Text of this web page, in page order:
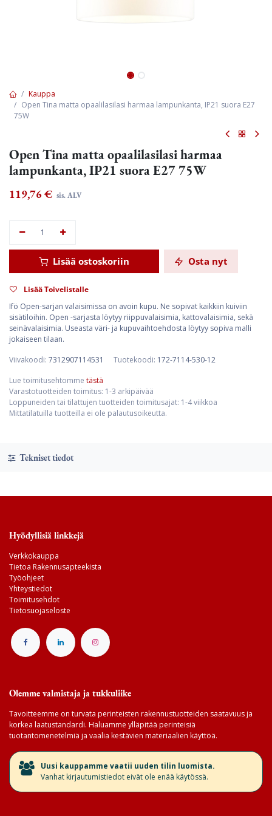
Kauppa
Open Tina matta opaalilasilasi harmaa lampunkanta, IP21 suora E27
75W
Open Tina matta opaalilasilasi harmaa
lampunkanta, IP21 suora E27 75W
119,76€ sis. ALV
Lisää ostoskoriin Osta nyt
Lisää Toivelistalle
Ifö Open-sarjan valaisimissa on avoin kupu. Ne sopivat kaikkiin kuiviin
sisätiloihin. Open -sarjasta löytyy riippuvalaisimia, kattovalaisimia, sekä
seinävalaisimia. Useasta väri- ja kupuvaihtoehdosta löytyy sopiva malli
jokaiseen tilaan.
Viivakoodi: 7312907114531 Tuotekoodi: 172-7114-530-12
Lue toimitusehtomme tästä
Varastotuotteiden toimitus: 1-3 arkipäivää
Loppuneiden tai tilattujen tuotteiden toimitusajat: 1-4 viikkoa
Mittatilatuilla tuotteilla ei ole palautusoikeutta.
Tekniset tiedot
Hyödyllisiä linkkejä
Verkkokauppa
Tietoa Rakennusapteekista
Työohjeet
Yhteystiedot
Toimitusehdot
Tietosuojaseloste
Olemme valmistaja ja tukkuliike
Tavoitteemme on turvata perinteisten rakennustuotteiden saatavuus ja
korkea laatustandardi. Haluamme ylläpitää perinteisiä
tuotantomenetelmiä ja vaalia kestävien materiaalien käyttöä.
​Uusi kauppamme vaatii uuden tilin luomista.
Vanhat kirjautumistiedot eivät ole enää käytössä.